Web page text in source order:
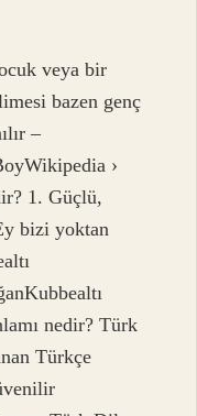
veya bir
bazen genç
–
›
1. Güçlü,
bizi yoktan
nedir? Türk
Türkçe